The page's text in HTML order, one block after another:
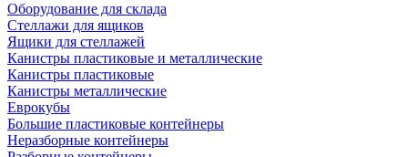
Оборудование для склада
Стеллажи для ящиков
Ящики для стеллажей
Канистры пластиковые и металлические
Канистры пластиковые
Канистры металлические
Еврокубы
Большие пластиковые контейнеры
Неразборные контейнеры